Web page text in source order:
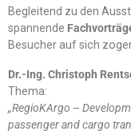
Begleitend zu den
spannende
Besucher auf sich
Dr.-Ing. Christoph
Thema:
„RegioKArgo –
passenger and cargo